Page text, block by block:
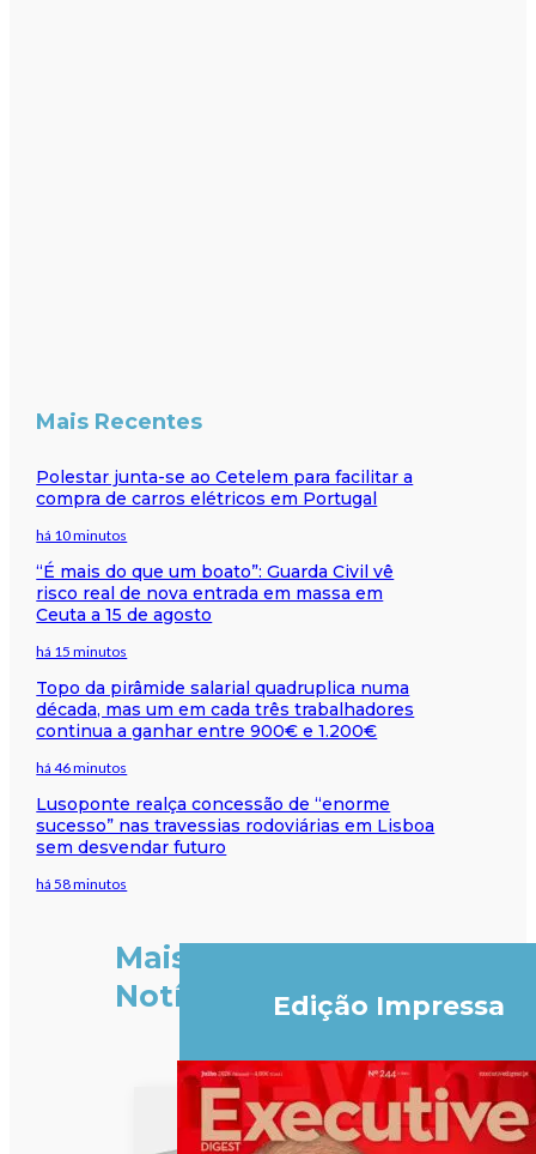
Mais Recentes
Polestar junta-se ao Cetelem para facilitar a
compra de carros elétricos em Portugal
há 10 minutos
“É mais do que um boato”: Guarda Civil vê
risco real de nova entrada em massa em
Ceuta a 15 de agosto
há 15 minutos
Topo da pirâmide salarial quadruplica numa
década, mas um em cada três trabalhadores
continua a ganhar entre 900€ e 1.200€
há 46 minutos
Lusoponte realça concessão de “enorme
sucesso” nas travessias rodoviárias em Lisboa
sem desvendar futuro
há 58 minutos
Mais
Notícias
Edição Impressa